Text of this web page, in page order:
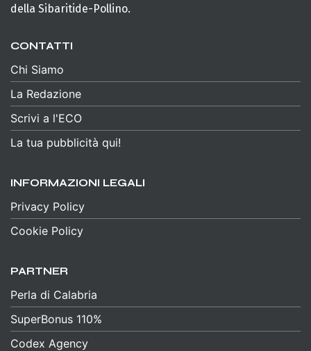
della Sibaritide-Pollino.
CONTATTI
Chi Siamo
La Redazione
Scrivi a l'ECO
La tua pubblicità qui!
INFORMAZIONI LEGALI
Privacy Policy
Cookie Policy
PARTNER
Perla di Calabria
SuperBonus 110%
Codex Agency